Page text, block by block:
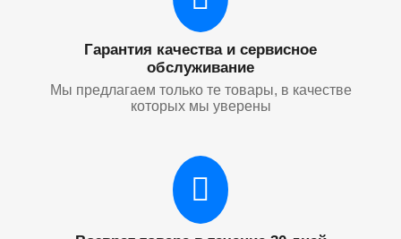
Гарантия качества и сервисное
обслуживание
Мы предлагаем только те товары, в качестве
которых мы уверены